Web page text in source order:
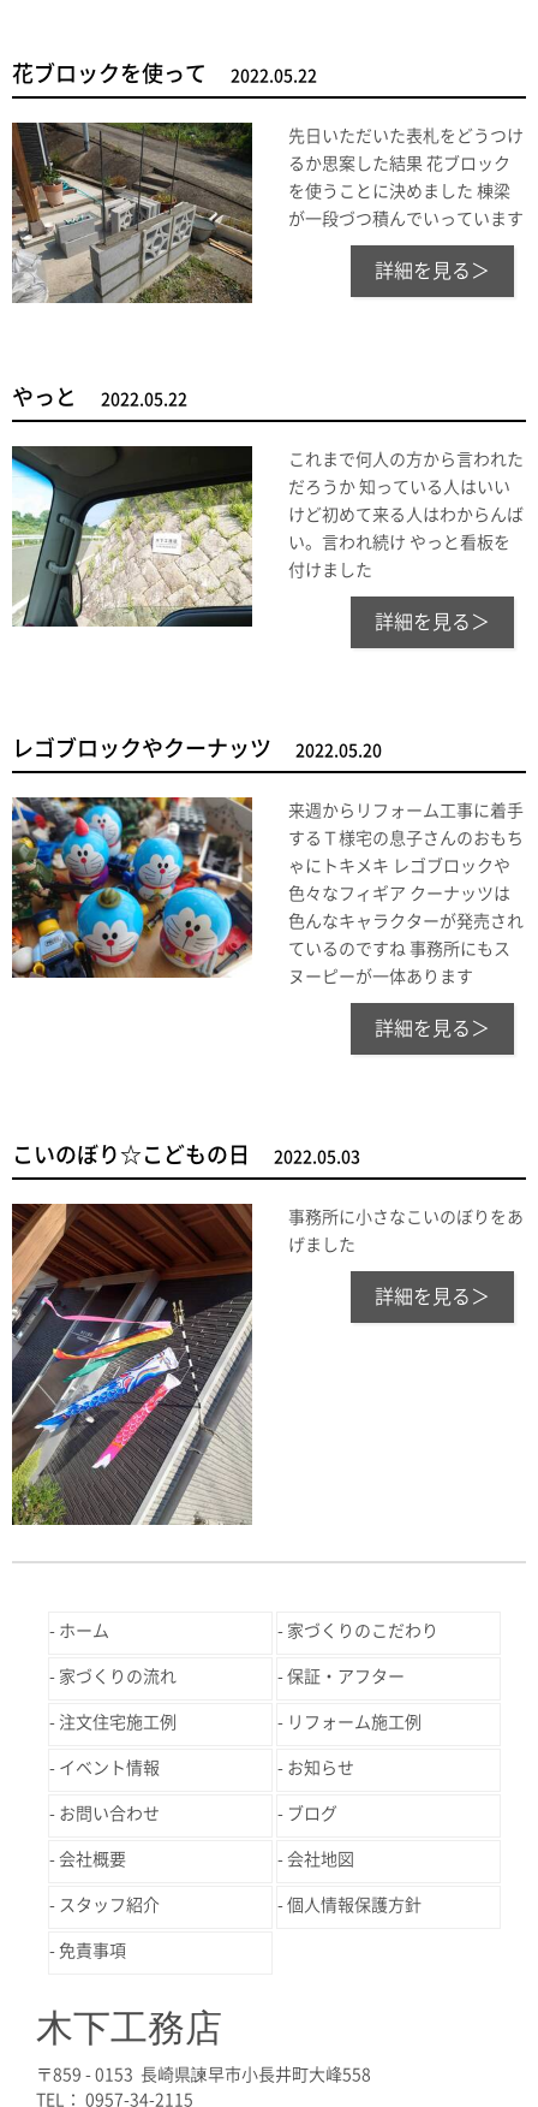
花ブロックを使って 2022.05.22
先日いただいた表札をどうつけ
るか思案した結果 花ブロック
を使うことに決めました 棟梁
が一段づつ積んでいっています
詳細を見る＞
やっと 2022.05.22
これまで何人の方から言われた
だろうか 知っている人はいい
けど初めて来る人はわからんば
い。言われ続け やっと看板を
付けました
詳細を見る＞
レゴブロックやクーナッツ 2022.05.20
来週からリフォーム工事に着手
するＴ様宅の息子さんのおもち
ゃにトキメキ レゴブロックや
色々なフィギア クーナッツは
色んなキャラクターが発売され
ているのですね 事務所にもス
ヌーピーが一体あります
詳細を見る＞
こいのぼり☆こどもの日 2022.05.03
事務所に小さなこいのぼりをあ
げました
詳細を見る＞
ホーム 家づくりのこだわり
家づくりの流れ 保証・アフター
注文住宅施工例 リフォーム施工例
イベント情報 お知らせ
お問い合わせ ブログ
会社概要 会社地図
スタッフ紹介 個人情報保護方針
免責事項
木下工務店
〒859 - 0153 長崎県諫早市小長井町大峰558
TEL： 0957-34-2115